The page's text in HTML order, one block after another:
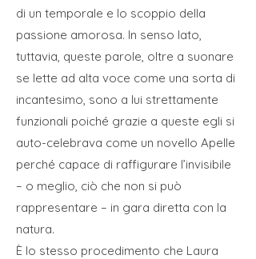
di un temporale e lo scoppio della
passione amorosa. In senso lato,
tuttavia, queste parole, oltre a suonare
se lette ad alta voce come una sorta di
incantesimo, sono a lui strettamente
funzionali poiché grazie a queste egli si
auto-celebrava come un novello Apelle
perché capace di raffigurare l’invisibile
– o meglio, ciò che non si può
rappresentare – in gara diretta con la
natura.
È lo stesso procedimento che Laura